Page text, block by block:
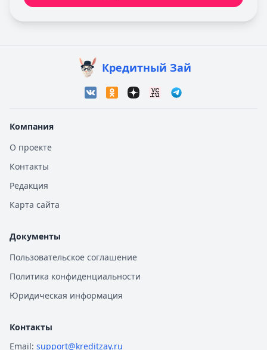
Кредитный Зай
Компания
О проекте
Контакты
Редакция
Карта сайта
Документы
Пользовательское соглашение
Политика конфиденциальности
Юридическая информация
Контакты
Email: support@kreditzay.ru